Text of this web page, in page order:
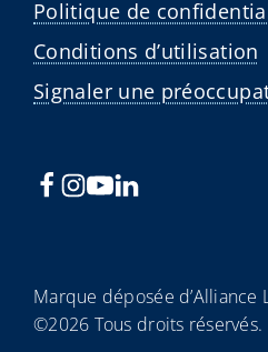
Politique de
Conditions d’utilisation
Signaler une
Marque déposée d’Alliance
©2026 Tous droits réservés.